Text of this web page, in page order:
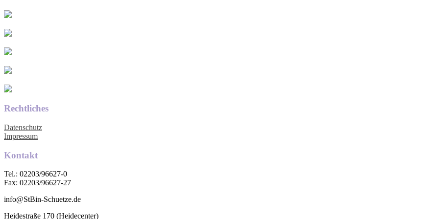
Rechtliches
Datenschutz
Impressum
Kontakt
Tel.: 02203/96627-0
Fax: 02203/96627-27
info@StBin-Schuetze.de
Heidestraße 170 (Heidecenter)